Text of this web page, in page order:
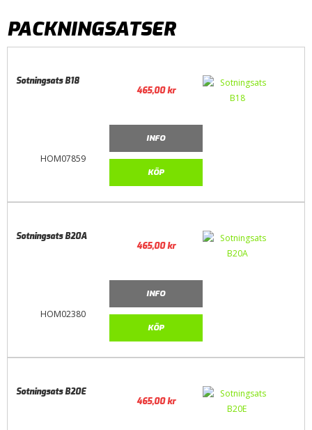
PACKNINGSATSER
HOM07859
Sotningsats B18
465,00kr
INFO
KÖP
HOM02380
Sotningsats B20A
465,00kr
INFO
KÖP
Sotningsats B20E
465,00kr